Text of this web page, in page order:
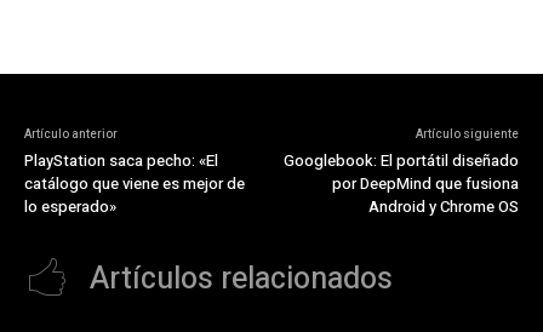
Artículo anterior
PlayStation saca pecho: «El
catálogo que viene es mejor de
lo esperado»
Artículo siguiente
Googlebook: El portátil diseñado
por DeepMind que fusiona
Android y Chrome OS
Artículos relacionados